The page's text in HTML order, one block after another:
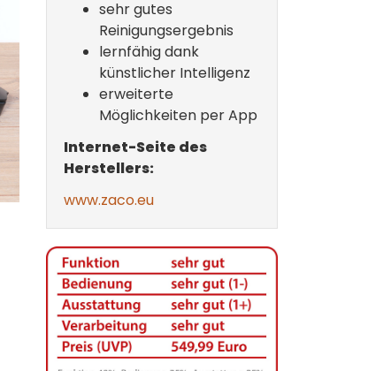
sehr gutes
Reinigungsergebnis
lernfähig dank
künstlicher Intelligenz
erweiterte
Möglichkeiten per App
Internet-Seite des
Herstellers:
www.zaco.eu